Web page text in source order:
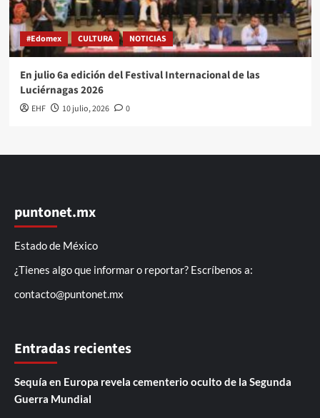
#Edomex CULTURA NOTICIAS
En julio 6a edición del Festival Internacional de las
Luciérnagas 2026
EHF 10 julio, 2026 0
puntonet.mx
Estado de México
¿Tienes algo que informar o reportar? Escríbenos a:
contacto@puntonet.mx
Entradas recientes
Sequía en Europa revela cementerio oculto de la Segunda
Guerra Mundial